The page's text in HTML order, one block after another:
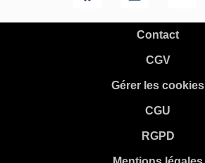
Contact
CGV
Gérer les cookies
CGU
RGPD